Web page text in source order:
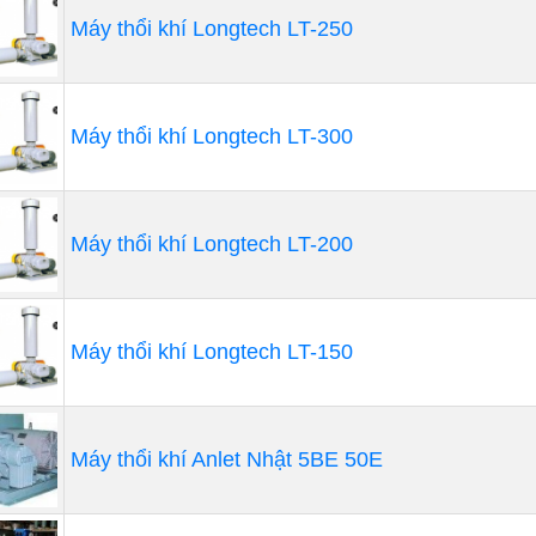
Tạo bọt cho hồ chứa, bể nước.
Sục khí trong hệ thống sơn mạ kim loại, trong hệ thống
trồng thủy hải sản và nhiều nhất là nuôi tôm.
Máy thổi khí Longtech LT-250
Máy thổi khí Longtech LT-300
Máy thổi khí Longtech LT-200
Máy thổi khí Longtech LT-150
Máy thổi khí Anlet Nhật 5BE 50E